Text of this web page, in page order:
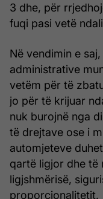
3 dhe, për
fuqi pasi vetë
Në vendimin e
administrative
vetëm për të
jo për të krijuar
nuk burojnë nga
të drejtave ose i
automjeteve
qartë ligjor dhe të
ligjshmërisë,
proporcionalitetit.